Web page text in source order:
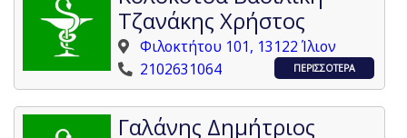
Τζανάκης Χρήστος
Φιλοκτήτου 101, 13122 Ίλιον
2102631064
ΠΕΡΙΣΣΟΤΕΡΑ
Γαλάνης Δημήτριος